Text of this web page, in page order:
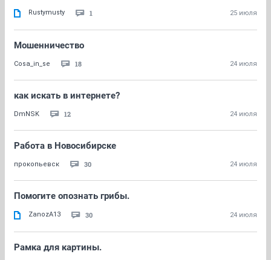
Rustymusty 1 25 июля
Мошенничество
Cosa_in_se 18 24 июля
как искать в интернете?
DmNSK 12 24 июля
Работа в Новосибирске
прокопьевск 30 24 июля
Помогите опознать грибы.
ZanozA13 30 24 июля
Рамка для картины.